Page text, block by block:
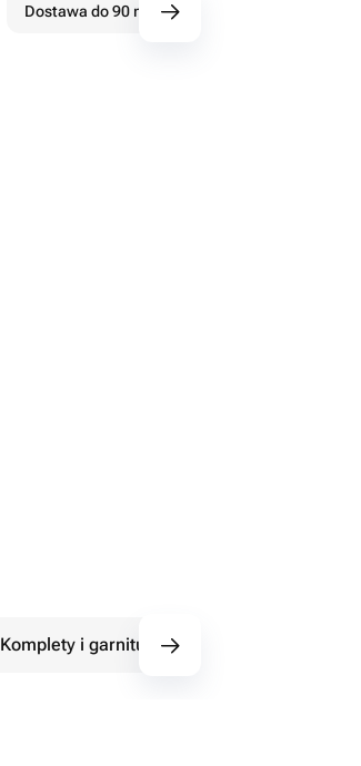
Dostawa do 90 minut
Komplety i garnitury